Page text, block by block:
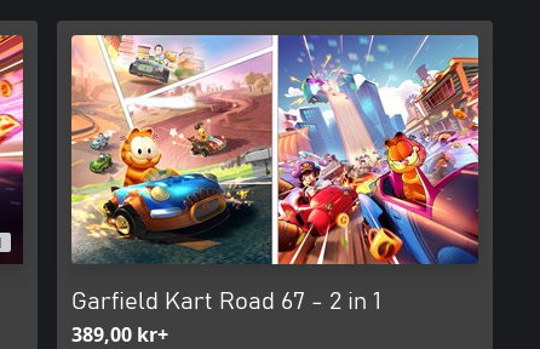
Garfield Kart Road 67 - 2 in 1
389,00 kr+